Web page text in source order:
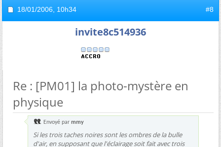
18/01/2006, 10h34 #8
invite8c514936
Re : [PM01] la photo-mystère en
physique
Envoyé par mmy
Si les trois taches noires sont les ombres de la bulle
d'air, en supposant que l'éclairage soit fait avec trois